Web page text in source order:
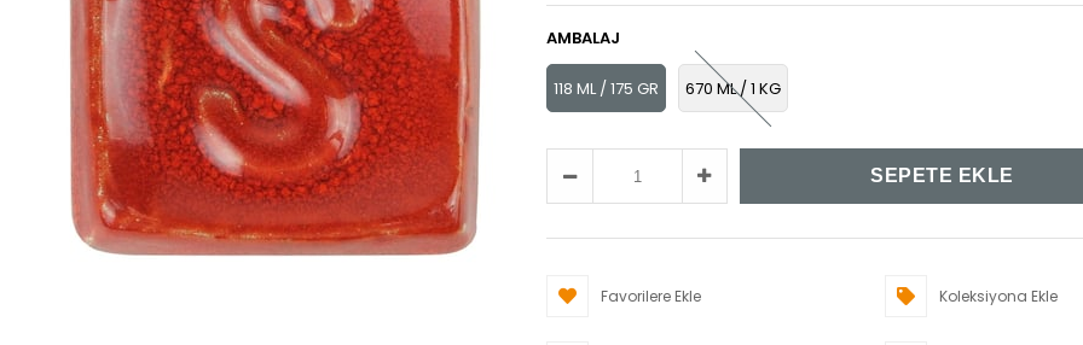
AMBALAJ
118 ML / 175 GR 670 ML / 1 KG
Favorilere Ekle Koleksiyona Ekle